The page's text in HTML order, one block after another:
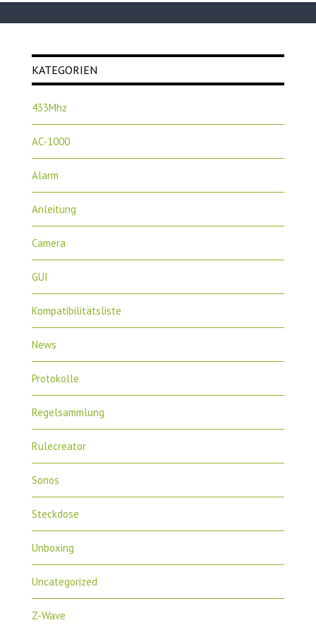
KATEGORIEN
433Mhz
AC-1000
Alarm
Anleitung
Camera
GUI
Kompatibilitätsliste
News
Protokolle
Regelsammlung
Rulecreator
Sonos
Steckdose
Unboxing
Uncategorized
Z-Wave